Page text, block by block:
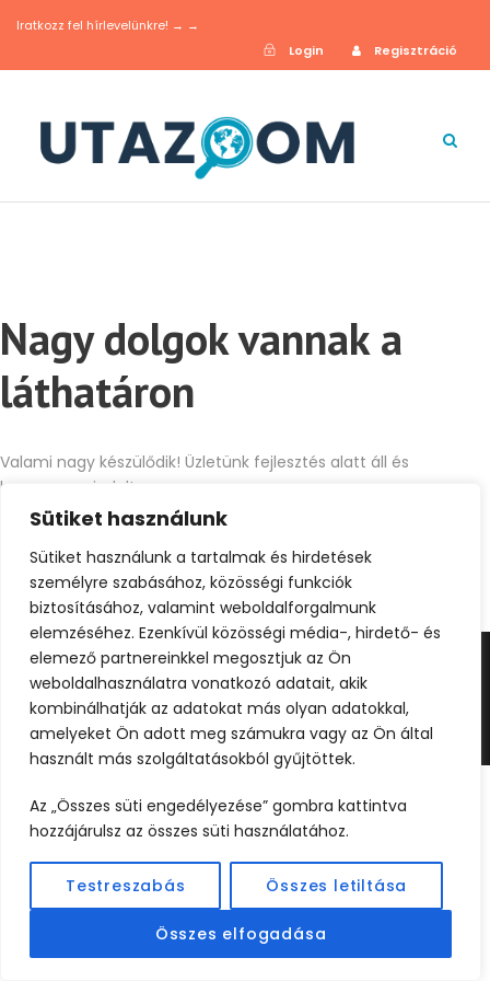
Sütiket használunk
Sütiket használunk a tartalmak és hirdetések
személyre szabásához, közösségi funkciók
biztosításához, valamint weboldalforgalmunk
elemzéséhez. Ezenkívül közösségi média-, hirdető- és
elemező partnereinkkel megosztjuk az Ön
weboldalhasználatra vonatkozó adatait, akik
kombinálhatják az adatokat más olyan adatokkal,
amelyeket Ön adott meg számukra vagy az Ön által
használt más szolgáltatásokból gyűjtöttek.
Az „Összes süti engedélyezése” gombra kattintva
hozzájárulsz az összes süti használatához.
Testreszabás Összes letiltása
Összes elfogadása
Iratkozz fel hírlevelünkre! → →
Login
Regisztráció
Nagy dolgok vannak a
láthatáron
Valami nagy készülődik! Üzletünk fejlesztés alatt áll és
hamarosan indul!
©2024 UTAZOOM - MINDEN JOG FENNTARTVA |
KÉSZÍTETTEWEBCREATIVE